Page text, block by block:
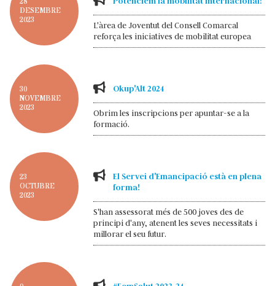
DESEMBRE
2023
L'àrea de Joventut del Consell Comarcal
reforça les iniciatives de mobilitat europea
30
NOVEMBRE
2023
Okup'Alt 2024
Obrim les inscripcions per apuntar-se a la
formació.
23
OCTUBRE
2023
El Servei d'Emancipació està en plena
forma!
S'han assessorat més de 500 joves des de
principi d'any, atenent les seves necessitats i
millorar el seu futur.